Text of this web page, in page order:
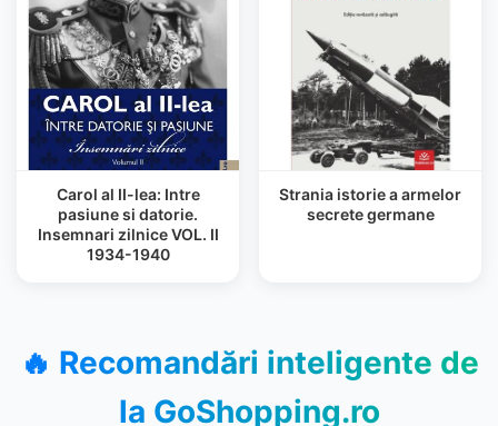
Carol al II-lea: Intre
pasiune si datorie.
Insemnari zilnice VOL. II
1934-1940
Strania istorie a armelor
secrete germane
🔥 Recomandări inteligente de
la GoShopping.ro